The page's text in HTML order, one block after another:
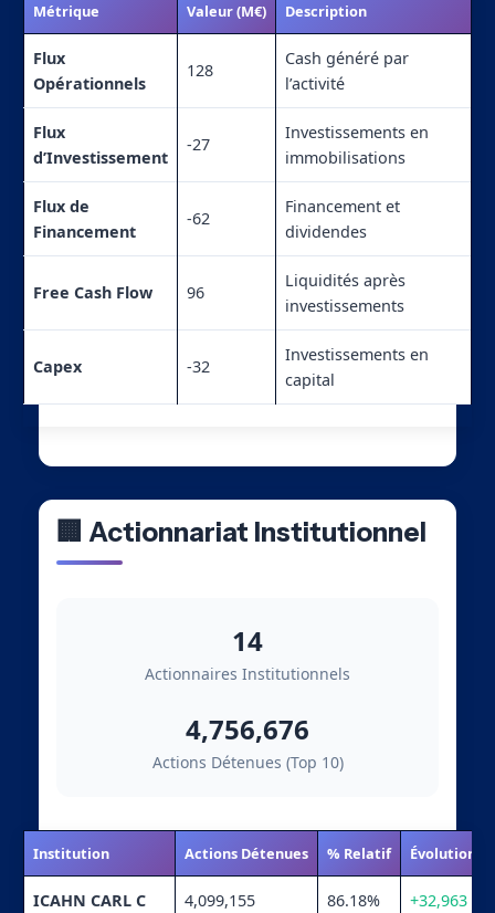
Métrique Valeur (M€) Description
Flux
Opérationnels
128
Cash généré par
l’activité
Flux
d’Investissement
-27
Investissements en
immobilisations
Flux de
Financement
-62
Financement et
dividendes
Free Cash Flow 96
Liquidités après
investissements
Capex -32
Investissements en
capital
🏢 Actionnariat Institutionnel
14
Actionnaires Institutionnels
4,756,676
Actions Détenues (Top 10)
Institution Actions Détenues % Relatif Évolution
ICAHN CARL C 4,099,155 86.18% +32,963